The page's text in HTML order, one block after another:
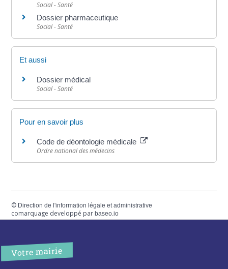
Social - Santé
Dossier pharmaceutique
Social - Santé
Et aussi
Dossier médical
Social - Santé
Pour en savoir plus
Code de déontologie médicale
Ordre national des médecins
© Direction de l'information légale et administrative
comarquage developpé parbaseo.io
Votre mairie